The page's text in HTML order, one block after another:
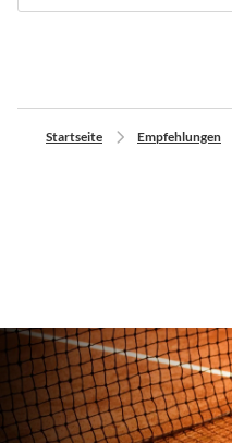
Startseite Empfehlungen